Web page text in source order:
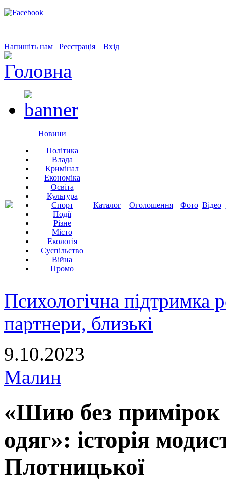
Напишіть нам Реєстрація Вхід
Новини
Політика
Влада
Кримінал
Економіка
Освіта
Культура
Спорт
Події
Різне
Місто
Екологія
Суспільство
Війна
Промо
Каталог Оголошення Фото Відео
Психологічна підтримка
партнери, близькі
9.10.2023
Малин
«Шию без примірок
одяг»: історія
Плотницької